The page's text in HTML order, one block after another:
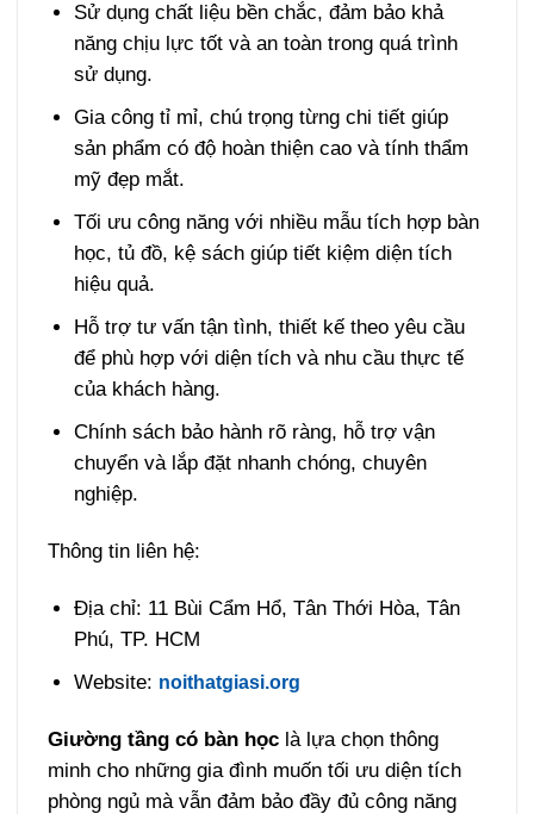
Sử dụng chất liệu bền chắc, đảm bảo khả
năng chịu lực tốt và an toàn trong quá trình
sử dụng.
Gia công tỉ mỉ, chú trọng từng chi tiết giúp
sản phẩm có độ hoàn thiện cao và tính thẩm
mỹ đẹp mắt.
Tối ưu công năng với nhiều mẫu tích hợp bàn
học, tủ đồ, kệ sách giúp tiết kiệm diện tích
hiệu quả.
Hỗ trợ tư vấn tận tình, thiết kế theo yêu cầu
để phù hợp với diện tích và nhu cầu thực tế
của khách hàng.
Chính sách bảo hành rõ ràng, hỗ trợ vận
chuyển và lắp đặt nhanh chóng, chuyên
nghiệp.
Thông tin liên hệ:
Địa chỉ: 11 Bùi Cẩm Hổ, Tân Thới Hòa, Tân
Phú, TP. HCM
Website: noithatgiasi.org
Giường tầng có bàn học là lựa chọn thông
minh cho những gia đình muốn tối ưu diện tích
phòng ngủ mà vẫn đảm bảo đầy đủ công năng